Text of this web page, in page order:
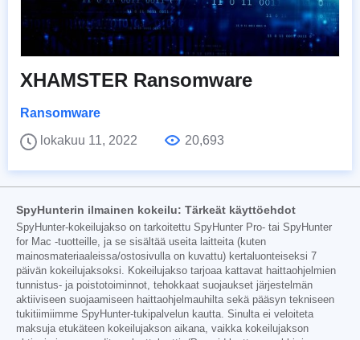
XHAMSTER Ransomware
Ransomware
lokakuu 11, 2022
20,693
SpyHunterin ilmainen kokeilu: Tärkeät käyttöehdot
SpyHunter-kokeilujakso on tarkoitettu SpyHunter Pro- tai SpyHunter
for Mac -tuotteille, ja se sisältää useita laitteita (kuten
mainosmateriaaleissa/ostosivulla on kuvattu) kertaluonteiseksi 7
päivän kokeilujaksoksi. Kokeilujakso tarjoaa kattavat haittaohjelmien
tunnistus- ja poistotoiminnot, tehokkaat suojaukset järjestelmän
aktiiviseen suojaamiseen haittaohjelmauhilta sekä pääsyn tekniseen
tukitiimiimme SpyHunter-tukipalvelun kautta. Sinulta ei veloiteta
maksuja etukäteen kokeilujakson aikana, vaikka kokeilujakson